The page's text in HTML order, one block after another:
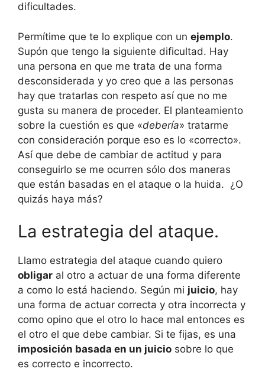
dificultades.
Permítime que te lo explique con un ejemplo.
Supón que tengo la siguiente dificultad. Hay
una persona en que me trata de una forma
desconsiderada y yo creo que a las personas
hay que tratarlas con respeto así que no me
gusta su manera de proceder. El planteamiento
sobre la cuestión es que «debería» tratarme
con consideración porque eso es lo «correcto».
Así que debe de cambiar de actitud y para
conseguirlo se me ocurren sólo dos maneras
que están basadas en el ataque o la huida. ¿O
quizás haya más?
La estrategia del ataque.
Llamo estrategia del ataque cuando quiero
obligar al otro a actuar de una forma diferente
a como lo está haciendo. Según mi juicio, hay
una forma de actuar correcta y otra incorrecta y
como opino que el otro lo hace mal entonces es
el otro el que debe cambiar. Si te fijas, es una
imposición basada en un juicio sobre lo que
es correcto e incorrecto.